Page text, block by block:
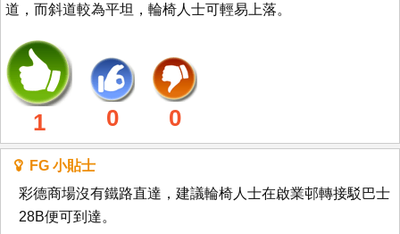
道，而斜道較為平坦，輪椅人士可輕易上落。
1 0 0
FG 小貼士
彩德商場沒有鐵路直達，建議輪椅人士在啟業邨轉接駁巴士
28B便可到達。